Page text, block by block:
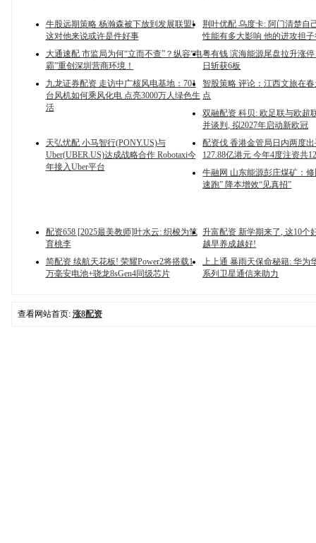
牛股远期策略 杨瀚森被下放到发展联盟!
这对他来说或许是件好事
荆叶优配 乌度卡: 阿门清楚自
性能有多大影响 他的进攻担
大通速配 市监局为何“立而不查”？纵容“电
霸”重创深圳营商环境！
粤有钱 滨海能源尾盘拉升涨
日斩获6板
九龙证券配资 走访中广核风电基地：701
台风机如何乘风化电 点亮3000万人绿色生
活
智股策略 评论：江西文旅在
点
双融配资 科贝: 欧足联与欧超
并谈判, 拟2027年启动新欧冠
天弘忧配 小马智行(PONY.US)与
Uber(UBER.US)达成战略合作 Robotaxi今
年接入Uber平台
配资伐 香港金管局日内两度
127.88亿港元 今年4度注资共
牛融网 山东能源彭庄煤矿：
速跑” 降本增效“见真招”
配资658 [2025最美教师]叶水云: 织梭为笔
育桃李
升富配资 新学期来了, 这10个
越早养成越好!
简配资 续航天花板! 荣耀Power2将搭载1
万毫安电池+骁龙8sGen4同级芯片
上上通 暴雨天保命秘籍: 华为
系列卫星通信来助力
查看网站首页: 涨8配资